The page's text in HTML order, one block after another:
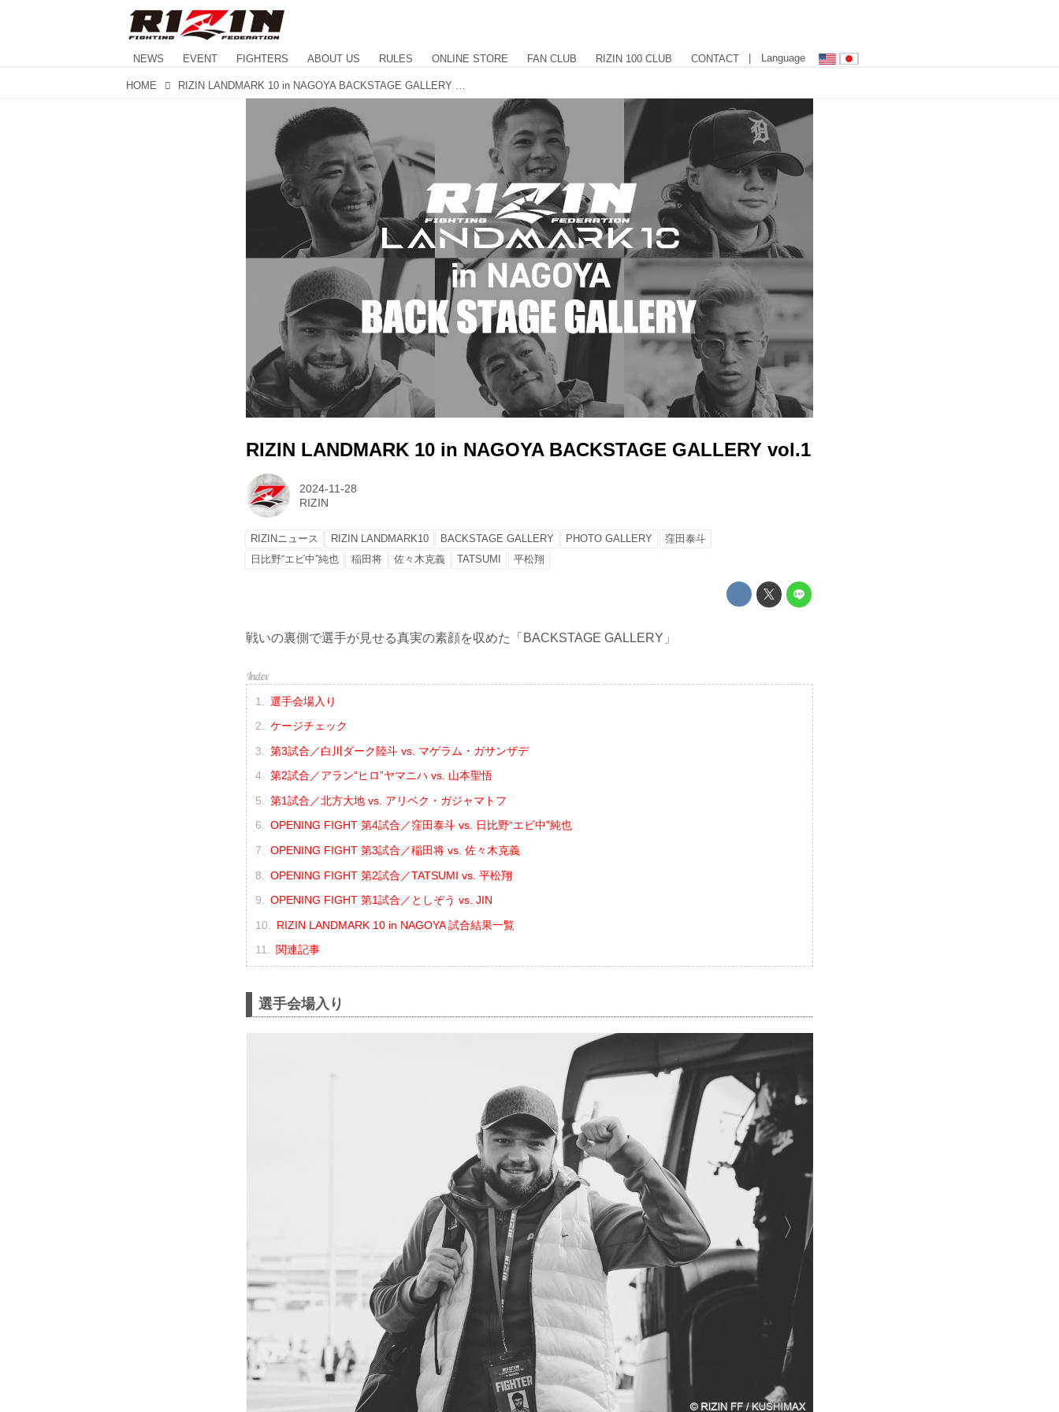
NEWS EVENT FIGHTERS ABOUT US RULES ONLINE STORE FAN CLUB RIZIN 100 CLUB CONTACT | Language
HOME
RIZIN LANDMARK 10 in NAGOYA BACKSTAGE GALLERY vol.1
2024-11-28
RIZIN
RIZINニュース RIZIN LANDMARK10 BACKSTAGE GALLERY PHOTO GALLERY
窪田泰斗
日比野“エビ中”純也
稲田将 佐々木克義 TATSUMI 平松翔
戦いの裏側で選手が見せる真実の素顔を収めた「BACKSTAGE GALLERY」
選手会場入り
ケージチェック
第3試合／白川ダーク陸斗 vs. マゲラム・ガサンザデ
第2試合／アラン“ヒロ”ヤマニハ vs. 山本聖悟
第1試合／北方大地 vs. アリベク・ガジャマトフ
OPENING FIGHT 第4試合／窪田泰斗 vs. 日比野“エビ中”純也
OPENING FIGHT 第3試合／稲田将 vs. 佐々木克義
OPENING FIGHT 第2試合／TATSUMI vs. 平松翔
OPENING FIGHT 第1試合／としぞう vs. JIN
RIZIN LANDMARK 10 in NAGOYA 試合結果一覧
関連記事
選手会場入り